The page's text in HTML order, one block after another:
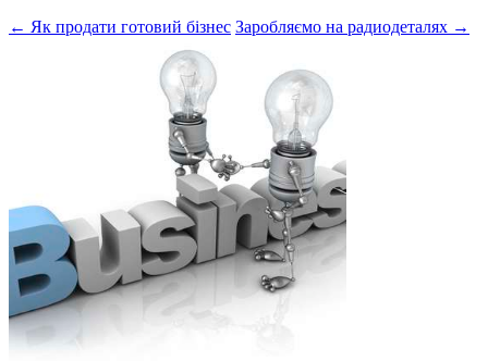
← Як продати готовий бізнес Заробляємо на радиодеталях →